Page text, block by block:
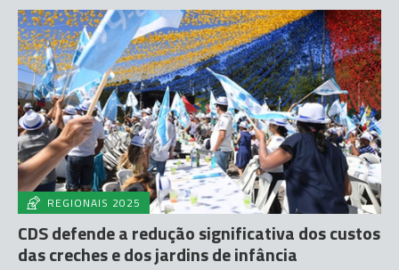
REGIONAIS 2025
CDS defende a redução significativa dos custos
das creches e dos jardins de infância